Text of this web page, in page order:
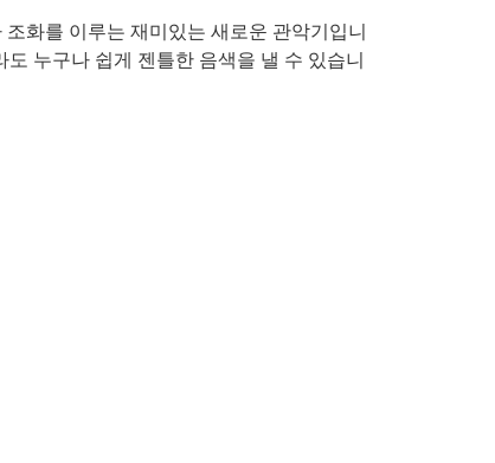
화를 이루는 재미있는 새로운 관악기입니
누구나 쉽게 젠틀한 음색을 낼 수 있습니